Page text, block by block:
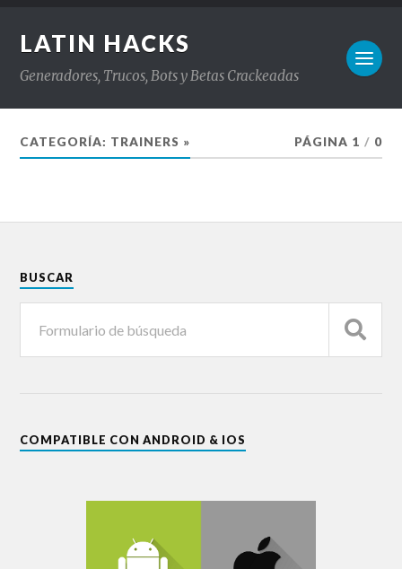
LATIN HACKS
Generadores, Trucos, Bots y Betas Crackeadas
CATEGORÍA: TRAINERS » PÁGINA 1 / 0
BUSCAR
COMPATIBLE CON ANDROID & IOS